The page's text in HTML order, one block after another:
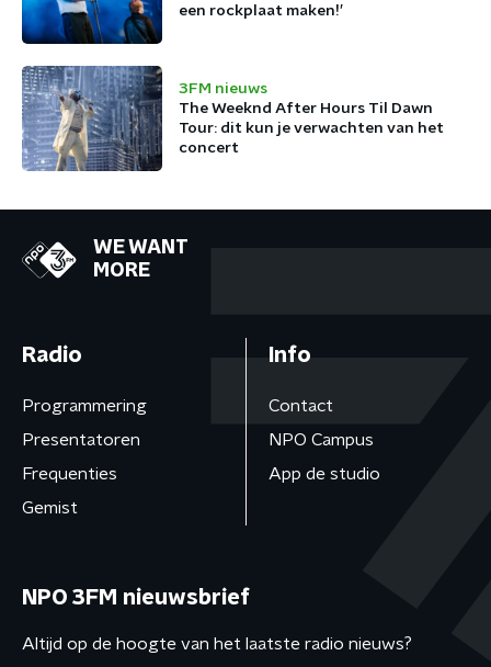
een rockplaat maken!’
3FM nieuws
The Weeknd After Hours Til Dawn
Tour: dit kun je verwachten van het
concert
WE WANT
MORE
Radio
Programmering
Presentatoren
Frequenties
Gemist
Info
Contact
NPO Campus
App de studio
NPO 3FM nieuwsbrief
Altijd op de hoogte van het laatste radio nieuws?